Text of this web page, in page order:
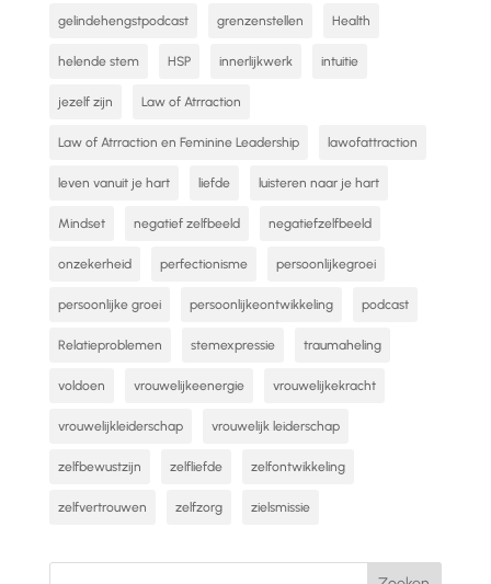
gelindehengstpodcast grenzenstellen Health
helende stem HSP innerlijkwerk intuitie
jezelf zijn Law of Atrraction
Law of Atrraction en Feminine Leadership lawofattraction
leven vanuit je hart liefde luisteren naar je hart
Mindset negatief zelfbeeld negatiefzelfbeeld
onzekerheid perfectionisme persoonlijkegroei
persoonlijke groei persoonlijkeontwikkeling podcast
Relatieproblemen stemexpressie traumaheling
voldoen vrouwelijkeenergie vrouwelijkekracht
vrouwelijkleiderschap vrouwelijk leiderschap
zelfbewustzijn zelfliefde zelfontwikkeling
zelfvertrouwen zelfzorg zielsmissie